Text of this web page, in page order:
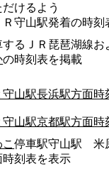
けるよう
守山駅発着の時刻
するＪＲ琵琶湖線お
の時刻表を掲載
守山駅長浜駅方面時
守山駅京都駅方面時
こ停車駅守山駅 米
刻表を表示